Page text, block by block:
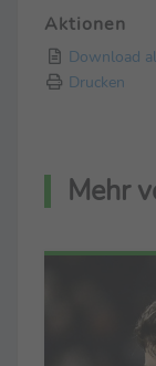
Aktionen
Download
Drucken
Mehr